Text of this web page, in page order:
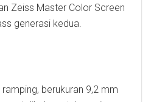
Zeiss Master Color Screen
generasi kedua.
berukuran 9,2 mm